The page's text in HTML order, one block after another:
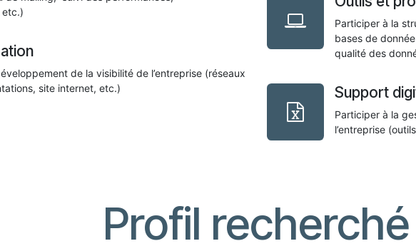
etc.)
de la visibilité de l’entreprise (réseaux
site internet, etc.)
Participer à la
bases de
qualité des
Support
Participer à la
l’entreprise
Profil recherché